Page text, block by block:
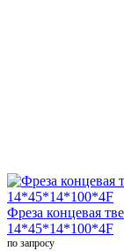
Фреза концевая
14*45*14*100*4F
по запросу